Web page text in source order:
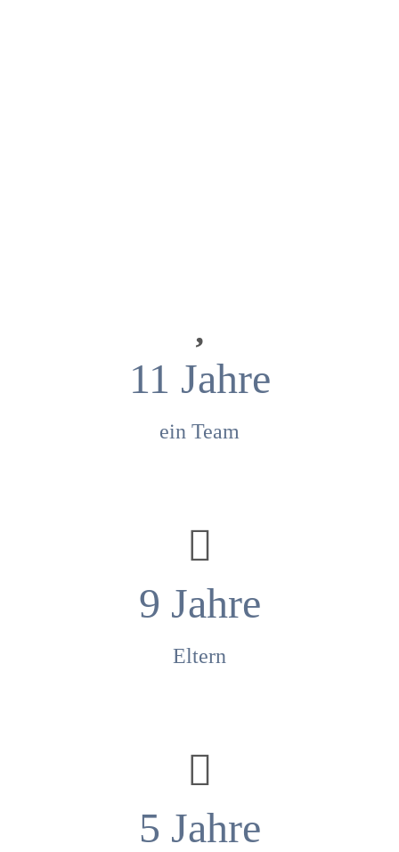
11 Jahre
ein Team
9 Jahre
Eltern
5 Jahre